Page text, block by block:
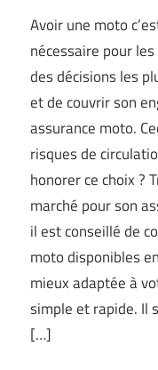
Avoir une moto
nécessaire pour
des décisions les
et de couvrir son
assurance moto.
risques de
honorer ce choix ?
marché pour son
il est conseillé de
moto disponibles
mieux adaptée à
simple et rapide. Il
[…]